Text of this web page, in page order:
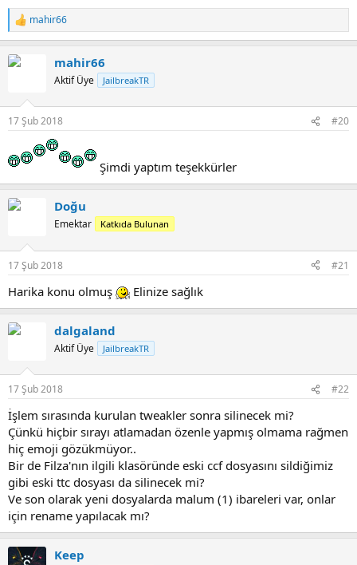
Tapatalk kullanarak iPhone aracılığıyla gönderildi
R
e
c
s
mahir66
mahir66
Aktif Üye JailbreakTR
17 Şub 2018 #20
Şimdi yaptım teşekkürler
Doğu
Emektar Katkıda Bulunan
17 Şub 2018 #21
Harika konu olmuş Elinize sağlık
dalgaland
Aktif Üye JailbreakTR
17 Şub 2018 #22
İşlem sırasında kurulan tweakler sonra silinecek mi?
Çünkü hiçbir sırayı atlamadan özenle yapmış olmama rağmen
hiç emoji gözükmüyor..
Bir de Filza'nın ilgili klasöründe eski ccf dosyasını sildiğimiz
gibi eski ttc dosyası da silinecek mi?
Ve son olarak yeni dosyalarda malum (1) ibareleri var, onlar
için rename yapılacak mı?
Keep